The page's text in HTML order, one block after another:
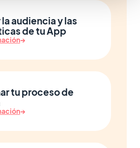
audiencia y las
de tu App
→
tu proceso de
→